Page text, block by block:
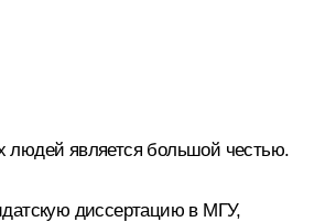
людей является большой честью.
диссертацию в МГУ,